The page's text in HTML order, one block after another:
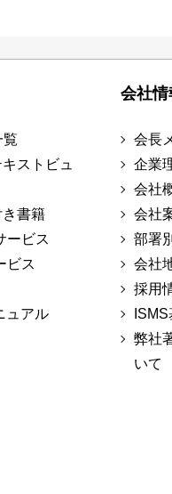
覧
ストビュ
書籍
ービス
ビス
ュアル
会社情
会長
企業
会社
会社
部署
会社
採用
弊社
いて